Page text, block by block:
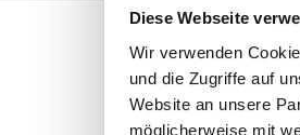
Diese Webseite
Wir verwenden
und die Zugriffe auf
Website an unsere
möglicherweise mit